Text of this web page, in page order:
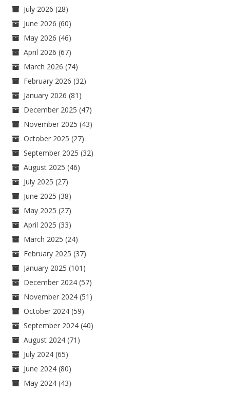
July 2026 (28)
June 2026 (60)
May 2026 (46)
April 2026 (67)
March 2026 (74)
February 2026 (32)
January 2026 (81)
December 2025 (47)
November 2025 (43)
October 2025 (27)
September 2025 (32)
August 2025 (46)
July 2025 (27)
June 2025 (38)
May 2025 (27)
April 2025 (33)
March 2025 (24)
February 2025 (37)
January 2025 (101)
December 2024 (57)
November 2024 (51)
October 2024 (59)
September 2024 (40)
August 2024 (71)
July 2024 (65)
June 2024 (80)
May 2024 (43)